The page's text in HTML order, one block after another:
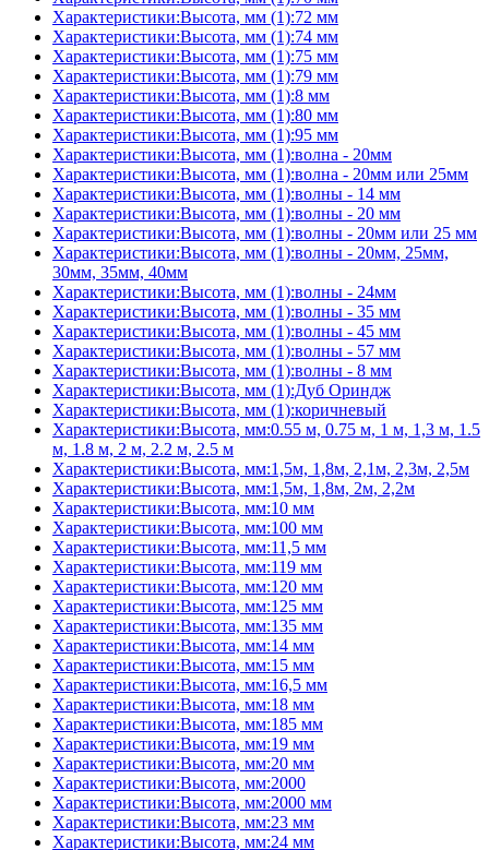
Характеристики:Высота, мм (1):72 мм
Характеристики:Высота, мм (1):74 мм
Характеристики:Высота, мм (1):75 мм
Характеристики:Высота, мм (1):79 мм
Характеристики:Высота, мм (1):8 мм
Характеристики:Высота, мм (1):80 мм
Характеристики:Высота, мм (1):95 мм
Характеристики:Высота, мм (1):волна - 20мм
Характеристики:Высота, мм (1):волна - 20мм или 25мм
Характеристики:Высота, мм (1):волны - 14 мм
Характеристики:Высота, мм (1):волны - 20 мм
Характеристики:Высота, мм (1):волны - 20мм или 25 мм
Характеристики:Высота, мм (1):волны - 20мм, 25мм,
30мм, 35мм, 40мм
Характеристики:Высота, мм (1):волны - 24мм
Характеристики:Высота, мм (1):волны - 35 мм
Характеристики:Высота, мм (1):волны - 45 мм
Характеристики:Высота, мм (1):волны - 57 мм
Характеристики:Высота, мм (1):волны - 8 мм
Характеристики:Высота, мм (1):Дуб Ориндж
Характеристики:Высота, мм (1):коричневый
Характеристики:Высота, мм:0.55 м, 0.75 м, 1 м, 1,3 м, 1.5
м, 1.8 м, 2 м, 2.2 м, 2.5 м
Характеристики:Высота, мм:1,5м, 1,8м, 2,1м, 2,3м, 2,5м
Характеристики:Высота, мм:1,5м, 1,8м, 2м, 2,2м
Характеристики:Высота, мм:10 мм
Характеристики:Высота, мм:100 мм
Характеристики:Высота, мм:11,5 мм
Характеристики:Высота, мм:119 мм
Характеристики:Высота, мм:120 мм
Характеристики:Высота, мм:125 мм
Характеристики:Высота, мм:135 мм
Характеристики:Высота, мм:14 мм
Характеристики:Высота, мм:15 мм
Характеристики:Высота, мм:16,5 мм
Характеристики:Высота, мм:18 мм
Характеристики:Высота, мм:185 мм
Характеристики:Высота, мм:19 мм
Характеристики:Высота, мм:20 мм
Характеристики:Высота, мм:2000
Характеристики:Высота, мм:2000 мм
Характеристики:Высота, мм:23 мм
Характеристики:Высота, мм:24 мм